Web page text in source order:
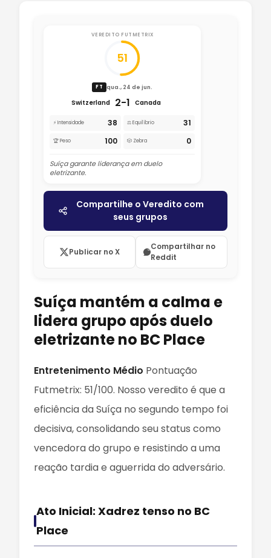
VEREDITO FUTMETRIX
51
FT qua., 24 de jun.
Switzerland 2-1 Canada
⚡ Intensidade 38 ⚖️ Equilíbrio 31
🏆 Peso 100 🎲 Zebra 0
Suíça garante liderança em duelo
eletrizante.
Compartilhe o Veredito com
seus grupos
Publicar no X
Compartilhar no
Reddit
Suíça mantém a calma e
lidera grupo após duelo
eletrizante no BC Place
Entretenimento Médio Pontuação
Futmetrix: 51/100. Nosso veredito é que a
eficiência da Suíça no segundo tempo foi
decisiva, consolidando seu status como
vencedora do grupo e resistindo a uma
reação tardia e aguerrida do adversário.
Ato Inicial: Xadrez tenso no BC
Place